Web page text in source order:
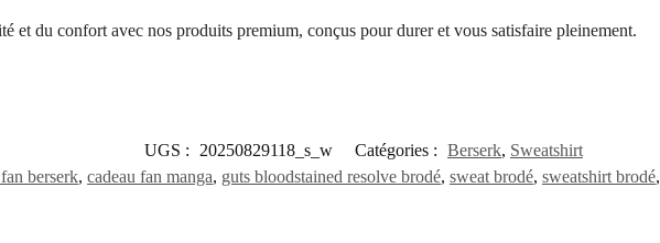
et du confort avec nos produits premium, conçus pour durer et vous satisfaire pleinement.
UGS : 20250829118_s_w Catégories : Berserk, Sweatshirt
berserk, cadeau fan manga, guts bloodstained resolve brodé, sweat brodé, sweatshirt brodé,